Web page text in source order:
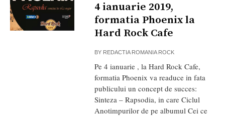
4 ianuarie 2019,
formatia Phoenix la
Hard Rock Cafe
BY REDACTIA ROMANIA ROCK
Pe 4 ianuarie , la Hard Rock Cafe,
formatia Phoenix va readuce in fata
publicului un concept de succes:
Sinteza – Rapsodia, in care Ciclul
Anotimpurilor de pe albumul Cei ce